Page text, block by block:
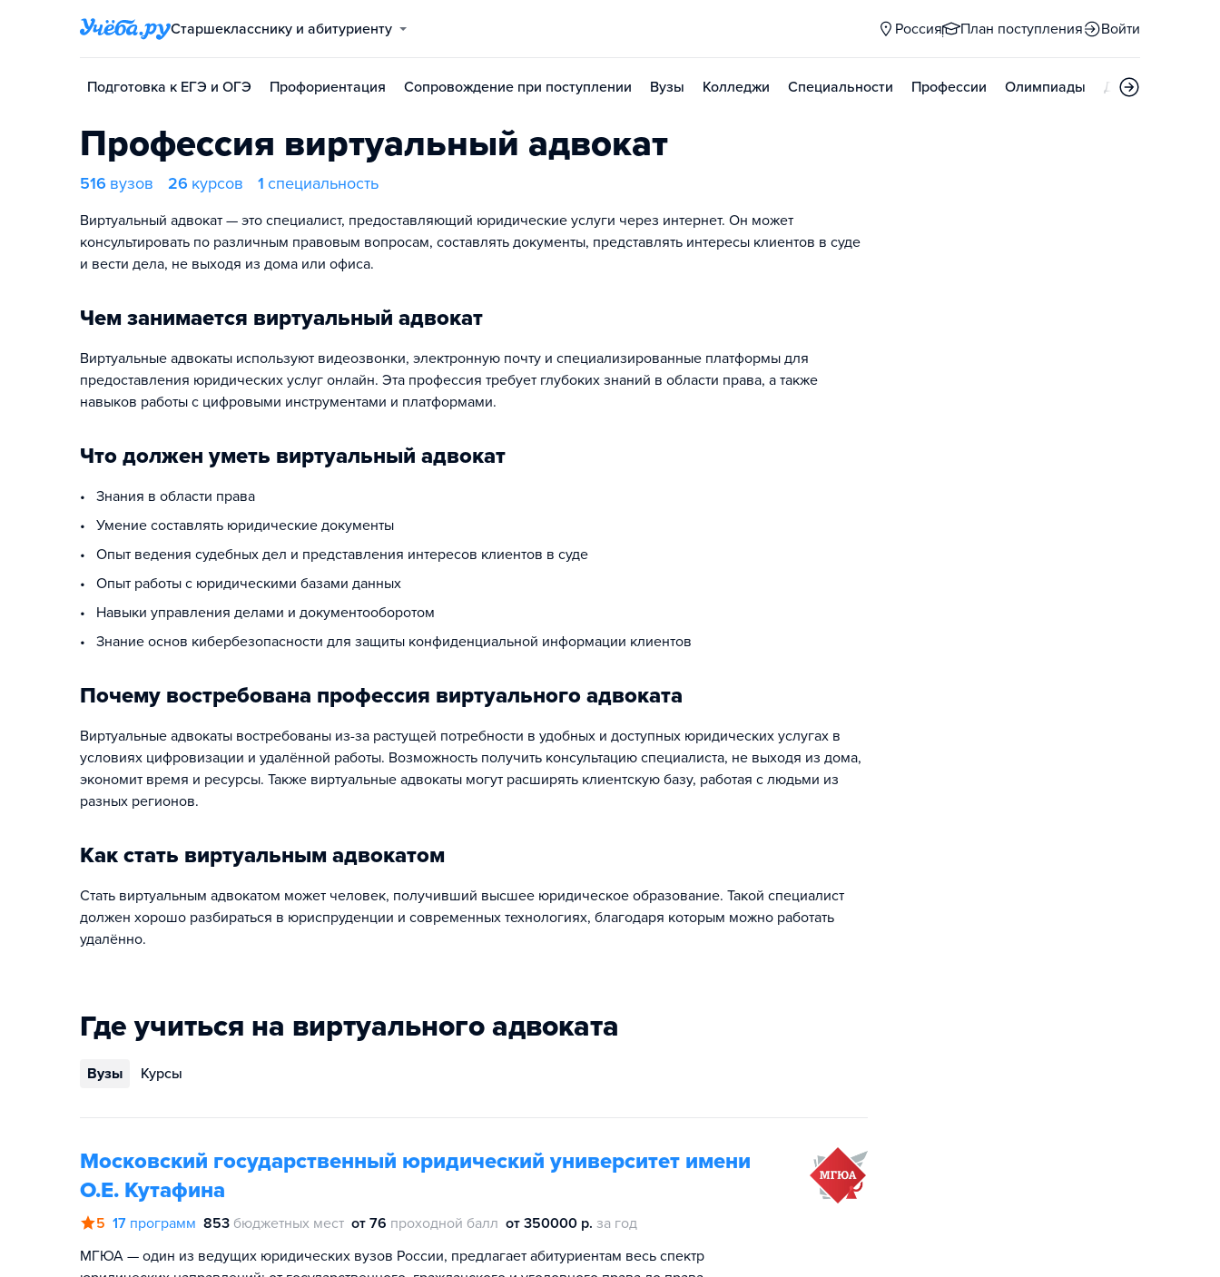
Старшекласснику и абитуриенту Россия План поступления Войти
Подготовка к ЕГЭ и ОГЭ Профориентация Сопровождение при поступлении Вузы Колледжи Специальности Профессии Олимпиады Дни открытых
Профессия виртуальный адвокат
516 вузов 26 курсов 1 специальность
Виртуальный адвокат — это специалист, предоставляющий юридические услуги через интернет. Он может
консультировать по различным правовым вопросам, составлять документы, представлять интересы клиентов в суде
и вести дела, не выходя из дома или офиса.
Чем занимается виртуальный адвокат
Виртуальные адвокаты используют видеозвонки, электронную почту и специализированные платформы для
предоставления юридических услуг онлайн. Эта профессия требует глубоких знаний в области права, а также
навыков работы с цифровыми инструментами и платформами.
Что должен уметь виртуальный адвокат
• Знания в области права
• Умение составлять юридические документы
• Опыт ведения судебных дел и представления интересов клиентов в суде
• Опыт работы с юридическими базами данных
• Навыки управления делами и документооборотом
• Знание основ кибербезопасности для защиты конфиденциальной информации клиентов
Почему востребована профессия виртуального адвоката
Виртуальные адвокаты востребованы из-за растущей потребности в удобных и доступных юридических услугах в
условиях цифровизации и удалённой работы. Возможность получить консультацию специалиста, не выходя из дома,
экономит время и ресурсы. Также виртуальные адвокаты могут расширять клиентскую базу, работая с людьми из
разных регионов.
Как стать виртуальным адвокатом
Стать виртуальным адвокатом может человек, получивший высшее юридическое образование. Такой специалист
должен хорошо разбираться в юриспруденции и современных технологиях, благодаря которым можно работать
удалённо.
Где учиться на виртуального адвоката
Вузы Курсы
Московский государственный юридический университет имени
О.Е. Кутафина
5 17 программ 853 бюджетных мест от 76 проходной балл от 350000 р. за год
МГЮА — один из ведущих юридических вузов России, предлагает абитуриентам весь спектр